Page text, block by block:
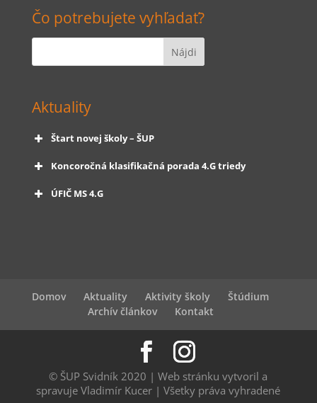
Čo potrebujete vyhľadať?
Aktuality
Štart novej školy – ŠUP
Koncoročná klasifikačná porada 4.G triedy
ÚFIČ MS 4.G
Domov Aktuality Aktivity školy
Štúdium
Archív článkov
Kontakt
© ŠUP Svidník 2020 | Web stránku vytvoril a
spravuje Vladimír Kucer | Všetky práva vyhradené